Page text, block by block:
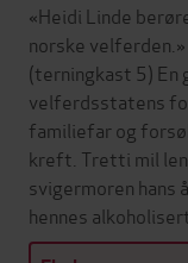
«Heidi Linde
norske
(terningkast 5)
velferdsstatens
familiefar og
kreft. Tretti mil
svigermoren hans
hennes